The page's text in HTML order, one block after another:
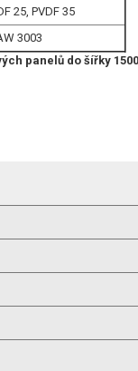
25, PVDF 35
3003
panelů do šířky